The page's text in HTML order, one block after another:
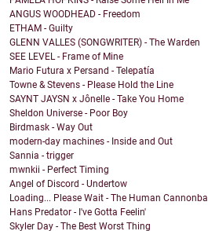
ANGUS WOODHEAD - Freedom
ETHAM - Guilty
GLENN VALLES (SONGWRITER) - The Warden
SEE LEVEL - Frame of Mine
Mario Futura x Persand - Telepatía
Towne & Stevens - Please Hold the Line
SAYNT JAYSN x Jônelle - Take You Home
Sheldon Universe - Poor Boy
Birdmask - Way Out
modern-day machines - Inside and Out
Sannia - trigger
mwnkii - Perfect Timing
Angel of Discord - Undertow
Loading... Please Wait - The Human Cannonball
Hans Predator - I've Gotta Feelin'
Skyler Day - The Best Worst Thing